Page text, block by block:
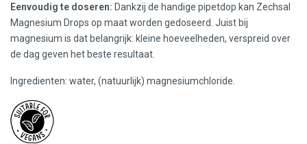
Eenvoudig te doseren: Dankzij de handige pipetdop kan Zechsal
Magnesium Drops op maat worden gedoseerd. Juist bij
magnesium is dat belangrijk: kleine hoeveelheden, verspreid over
de dag geven het beste resultaat.
Ingredienten: water, (natuurlijk) magnesiumchloride.